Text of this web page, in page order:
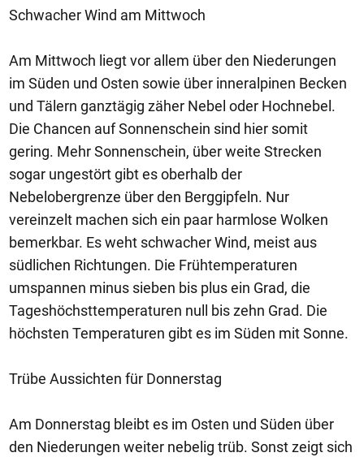
Schwacher Wind am Mittwoch
Am Mittwoch liegt vor allem über den Niederungen
im Süden und Osten sowie über inneralpinen Becken
und Tälern ganztägig zäher Nebel oder Hochnebel.
Die Chancen auf Sonnenschein sind hier somit
gering. Mehr Sonnenschein, über weite Strecken
sogar ungestört gibt es oberhalb der
Nebelobergrenze über den Berggipfeln. Nur
vereinzelt machen sich ein paar harmlose Wolken
bemerkbar. Es weht schwacher Wind, meist aus
südlichen Richtungen. Die Frühtemperaturen
umspannen minus sieben bis plus ein Grad, die
Tageshöchsttemperaturen null bis zehn Grad. Die
höchsten Temperaturen gibt es im Süden mit Sonne.
Trübe Aussichten für Donnerstag
Am Donnerstag bleibt es im Osten und Süden über
den Niederungen weiter nebelig trüb. Sonst zeigt sich